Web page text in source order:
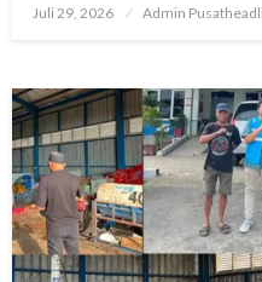
Posted
Juli 29, 2026 Admin